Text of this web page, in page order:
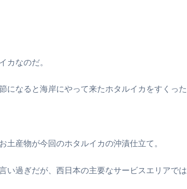
カなのだ。
になると海岸にやって来たホタルイカをすくった
土産物が今回のホタルイカの沖漬仕立て。
い過ぎだが、西日本の主要なサービスエリアでは